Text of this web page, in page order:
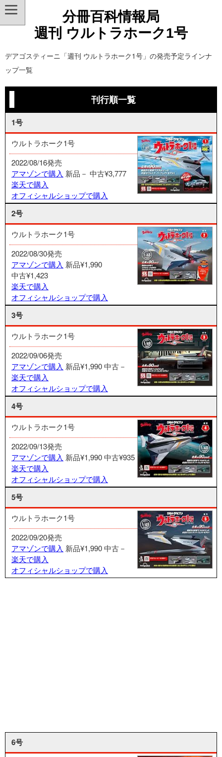
分冊百科情報局
週刊 ウルトラホーク1号
デアゴスティーニ「週刊 ウルトラホーク1号」の発売予定ラインナ
ップ一覧
刊行順一覧
1号
ウルトラホーク1号
2022/08/16発売
アマゾンで購入 新品－ 中古¥3,777
楽天で購入
オフィシャルショップで購入
2号
ウルトラホーク1号
2022/08/30発売
アマゾンで購入 新品¥1,990
中古¥1,423
楽天で購入
オフィシャルショップで購入
3号
ウルトラホーク1号
2022/09/06発売
アマゾンで購入 新品¥1,990中古－
楽天で購入
オフィシャルショップで購入
4号
ウルトラホーク1号
2022/09/13発売
アマゾンで購入 新品¥1,990中古¥935
楽天で購入
オフィシャルショップで購入
5号
ウルトラホーク1号
2022/09/20発売
アマゾンで購入 新品¥1,990中古－
楽天で購入
オフィシャルショップで購入
6号